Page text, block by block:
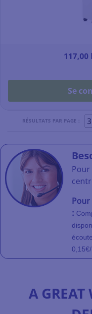
117,00
Se
RÉSULTATS PAR PAGE :
:
A